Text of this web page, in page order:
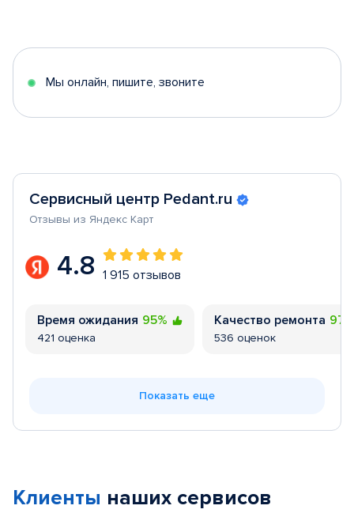
5
Мы онлайн, пишите, звоните
Сервисный центр Pedant.ru
Отзывы из Яндекс Карт
4.8 1 915 отзывов
Время ожидания 95%
421 оценка
Качество ремонта
536 оценок
Показать еще
Клиенты наших сервисов